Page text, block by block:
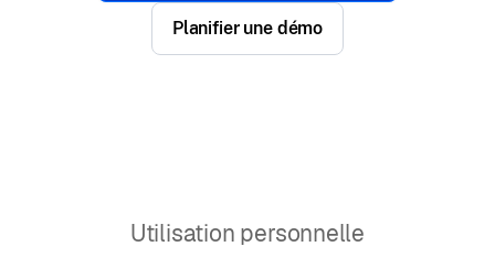
Planifier une démo
Utilisation personnelle